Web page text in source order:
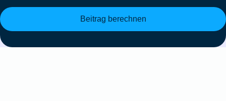
Beitrag berechnen